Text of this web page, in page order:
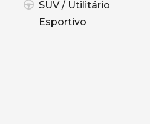
SUV / Utilitário
Esportivo